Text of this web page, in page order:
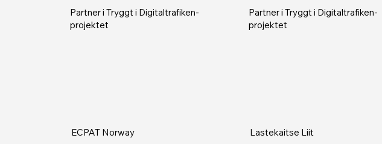
Partner i Tryggt i Digitaltrafiken-
projektet
Partner i Tryggt i Digitaltrafiken-
projektet
ECPAT Norway
Lastekaitse Liit